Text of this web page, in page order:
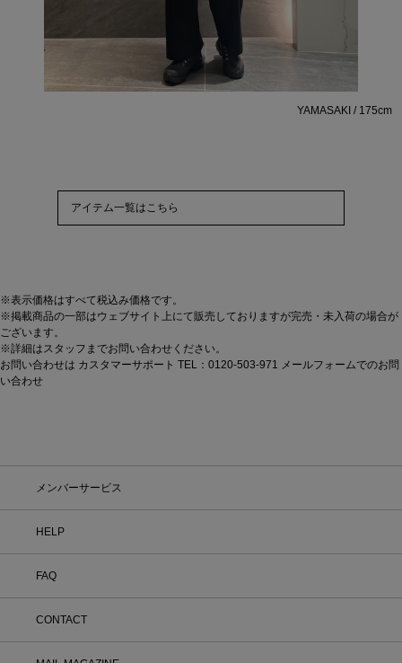
YAMASAKI / 175cm
アイテム一覧はこちら
※表示価格はすべて税込み価格です。
※掲載商品の一部はウェブサイト上にて販売しておりますが完売・未入荷の場合が
ございます。
※詳細はスタッフまでお問い合わせください。
お問い合わせは カスタマーサポート TEL：0120-503-971 メールフォームでのお問
い合わせ
メンバーサービス
HELP
FAQ
CONTACT